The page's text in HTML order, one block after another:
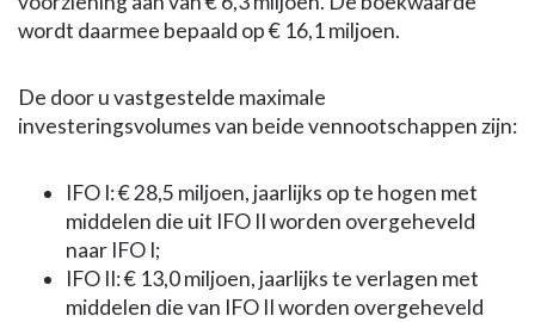
wordt daarmee bepaald op € 16,1 miljoen.
De door u vastgestelde maximale
investeringsvolumes van beide vennootschappen zijn:
IFO I: € 28,5 miljoen, jaarlijks op te hogen met
middelen die uit IFO II worden overgeheveld
naar IFO I;
IFO II: € 13,0 miljoen, jaarlijks te verlagen met
middelen die van IFO II worden overgeheveld